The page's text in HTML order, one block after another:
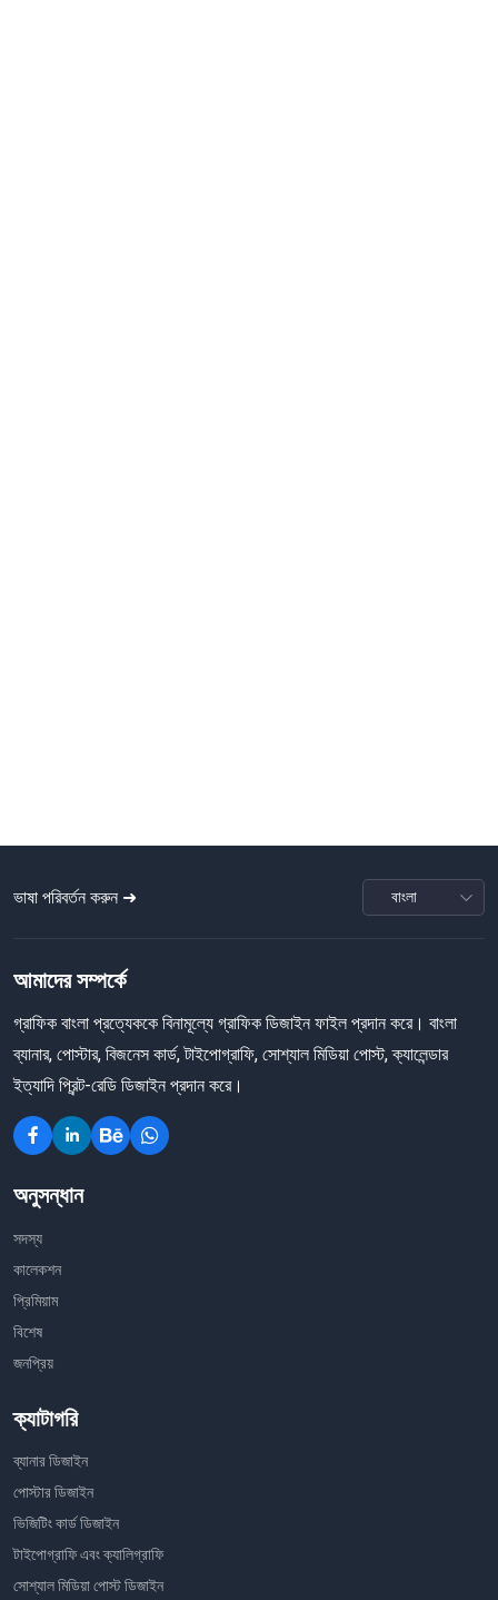
ভাষা পরিবর্তন করুন ➜
আমাদের সম্পর্কে
গ্রাফিক বাংলা প্রত্যেককে বিনামূল্যে গ্রাফিক ডিজাইন ফাইল প্রদান করে। বাংলা
ব্যানার, পোস্টার, বিজনেস কার্ড, টাইপোগ্রাফি, সোশ্যাল মিডিয়া পোস্ট, ক্যালেন্ডার
ইত্যাদি প্রিন্ট-রেডি ডিজাইন প্রদান করে।
অনুসন্ধান
সদস্য
কালেকশন
প্রিমিয়াম
বিশেষ
জনপ্রিয়
ক্যাটাগরি
ব্যানার ডিজাইন
পোস্টার ডিজাইন
ভিজিটিং কার্ড ডিজাইন
টাইপোগ্রাফি এবং ক্যালিগ্রাফি
সোশ্যাল মিডিয়া পোস্ট ডিজাইন